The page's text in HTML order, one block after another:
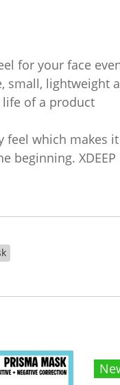
for your face
lightweight
of a product
feel which
beginning.